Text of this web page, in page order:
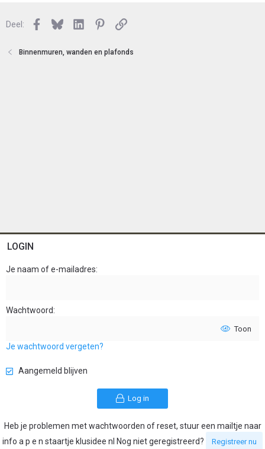
Deel: Facebook
BlueskyLinkedInPinterest
Link
Binnenmuren, wanden en plafonds
LOGIN
Je naam of e-mailadres
Wachtwoord
Toon
Je wachtwoord vergeten?
Aangemeld blijven
Log in
Heb je problemen met wachtwoorden of reset, stuur een mailtje naar
info a p e n staartje klusidee nl Nog niet geregistreerd?
Registreer nu